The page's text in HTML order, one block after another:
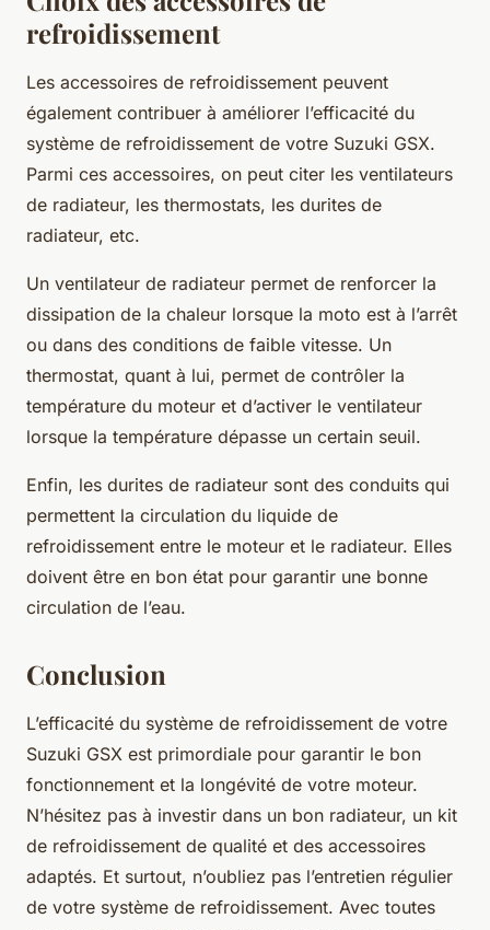
refroidissement
Les accessoires de refroidissement peuvent
également contribuer à améliorer l’efficacité du
système de refroidissement de votre Suzuki GSX.
Parmi ces accessoires, on peut citer les ventilateurs
de radiateur, les thermostats, les durites de
radiateur, etc.
Un ventilateur de radiateur permet de renforcer la
dissipation de la chaleur lorsque la moto est à l’arrêt
ou dans des conditions de faible vitesse. Un
thermostat, quant à lui, permet de contrôler la
température du moteur et d’activer le ventilateur
lorsque la température dépasse un certain seuil.
Enfin, les durites de radiateur sont des conduits qui
permettent la circulation du liquide de
refroidissement entre le moteur et le radiateur. Elles
doivent être en bon état pour garantir une bonne
circulation de l’eau.
Conclusion
L’efficacité du système de refroidissement de votre
Suzuki GSX est primordiale pour garantir le bon
fonctionnement et la longévité de votre moteur.
N’hésitez pas à investir dans un bon radiateur, un kit
de refroidissement de qualité et des accessoires
adaptés. Et surtout, n’oubliez pas l’entretien régulier
de votre système de refroidissement. Avec toutes